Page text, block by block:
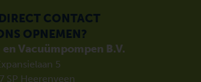
CONTACT
OPNEMEN?
Vacuümpompen B.V.
5
SP Heerenveen